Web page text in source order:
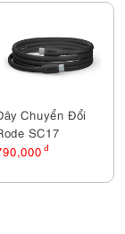
Chuyển Đổi
SC17
đ